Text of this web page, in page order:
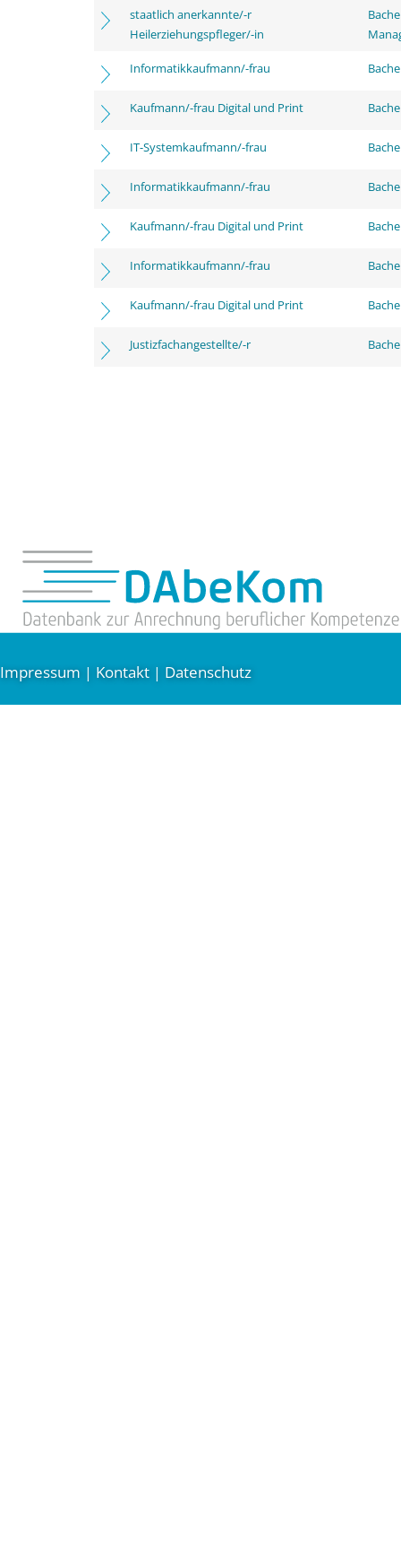
staatlich anerkannte/-r
Heilerziehungspfleger/-in
Informatikkaufmann/-frau
Kaufmann/-frau Digital und Print
IT-Systemkaufmann/-frau
Informatikkaufmann/-frau
Kaufmann/-frau Digital und Print
Informatikkaufmann/-frau
Kaufmann/-frau Digital und Print
Justizfachangestellte/-r
Impressum | Kontakt | Datenschutz